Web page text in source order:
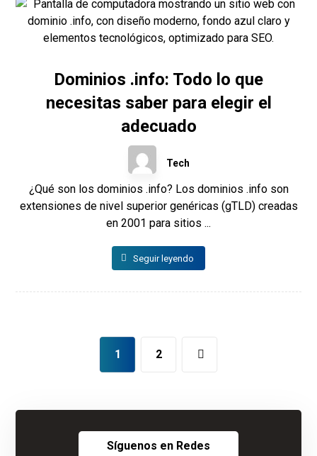
Dominios .info: Todo lo que
necesitas saber para elegir el
adecuado
Tech
¿Qué son los dominios .info? Los dominios .info son
extensiones de nivel superior genéricas (gTLD) creadas
en 2001 para sitios ...
Seguir leyendo
1 2
Síguenos en Redes